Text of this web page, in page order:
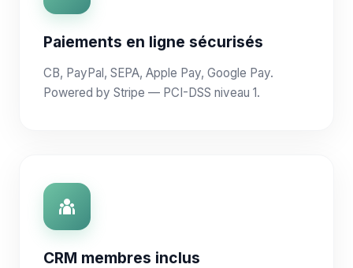
Paiements en ligne sécurisés
CB, PayPal, SEPA, Apple Pay, Google Pay.
Powered by Stripe — PCI-DSS niveau 1.
CRM membres inclus